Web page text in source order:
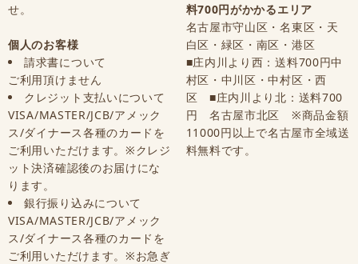
せ。
個人のお客様
請求書について
ご利用頂けません
クレジット支払いについて
VISA/MASTER/JCB/アメック
ス/ダイナース各種のカードを
ご利用いただけます。※クレジ
ット決済確認後のお届けにな
ります。
銀行振り込みについて
VISA/MASTER/JCB/アメック
ス/ダイナース各種のカードを
ご利用いただけます。※お急ぎ
料700円がかかるエリア
名古屋市守山区・名東区・天
白区・緑区・南区・港区
■庄内川より西：送料700円中
村区・中川区・中村区・西
区 ■庄内川より北：送料700
円 名古屋市北区 ※商品金額
11000円以上で名古屋市全域送
料無料です。